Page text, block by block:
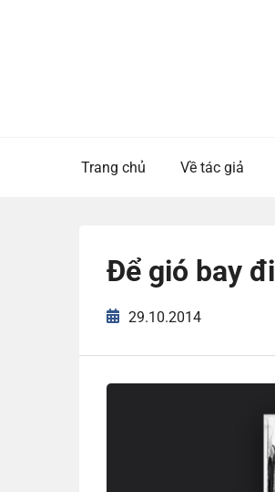
Trang chủ Về tác giả
Để gió bay đi
29.10.2014